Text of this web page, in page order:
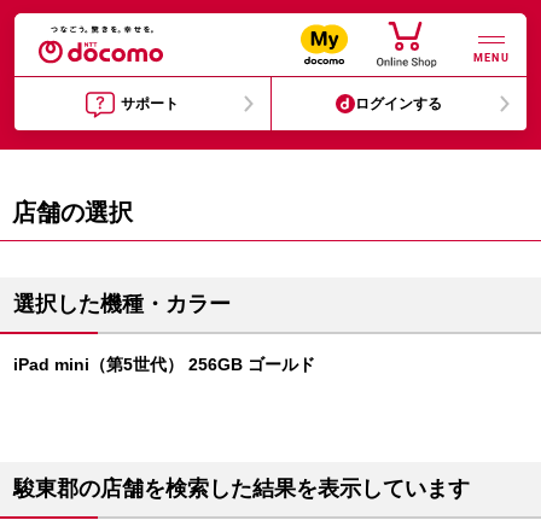
MENU
サポート ログインする
店舗の選択
選択した機種・カラー
iPad mini（第5世代） 256GB ゴールド
駿東郡の店舗を検索した結果を表示しています